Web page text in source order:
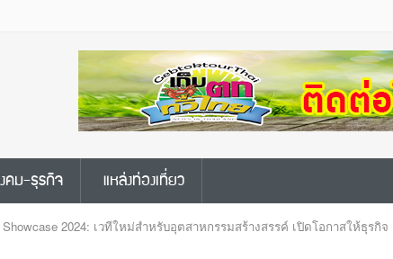
คม-ธุรกิจ แหล่งท่องเที่ยว
2024: เวทีใหม่สำหรับอุตสาหกรรมสร้างสรรค์ เปิดโอกาสให้ธุรกิจ